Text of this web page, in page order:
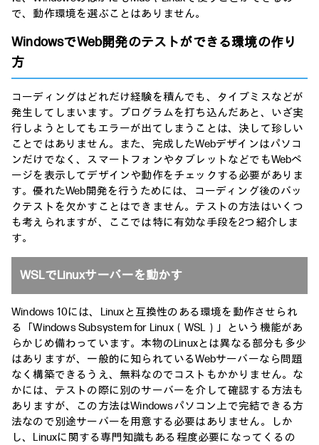
で、動作環境を選ぶことはありません。
WindowsでWeb開発のテストができる環境の作り
方
コーディングはどれだけ経験を積んでも、タイプミスなどが
発生してしまいます。プログラムを打ち込んだあと、いざ実
行しようとしてもエラーが出てしまうことは、決して珍しい
ことではありません。また、完成したWebデザインはパソコ
ンだけでなく、スマートフォンやタブレットなどでもWebペ
ージを表示してデザインや動作をチェックする必要がありま
す。優れたWeb開発を行うためには、コーディング後のバッ
クテストを欠かすことはできません。テストの方法はいくつ
も考えられますが、ここでは特に有効な手段を2つ紹介しま
す。
WSLでLinuxサーバーを動かす
Windows 10には、Linuxと互換性のある環境を動作させられ
る「Windows Subsystem for Linux（WSL）」という機能があ
らかじめ備わっています。本物のLinuxとは異なる部分も多少
はありますが、一般的に知られているWebサーバーなら問題
なく構築できるうえ、無料なのでコストもかかりません。な
かには、テストの際に別のサーバーを介して確認する方法も
ありますが、この方法はWindowsパソコン上で完結できる方
法なので別途サーバーを用意する必要はありません。しか
し、Linuxに関する専門知識もある程度必要になってくるの